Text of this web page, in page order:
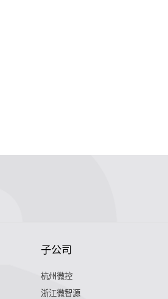
子公司
杭州微控
浙江微智源